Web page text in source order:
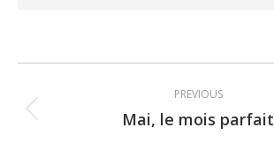
navigation
PREVIOUS
Previous
Mai, le mois parfait